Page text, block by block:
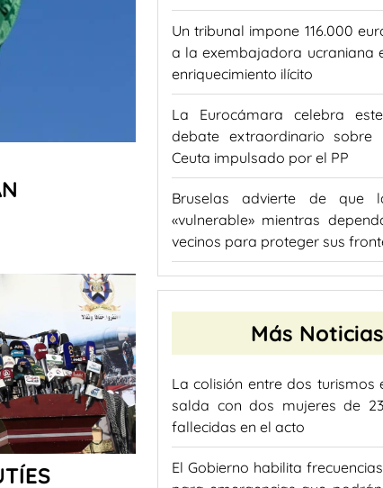
Un tribunal impone 116.000
a la exembajadora ucraniana
enriquecimiento ilícito
La Eurocámara celebra
debate extraordinario
Ceuta impulsado por el PP
Bruselas advierte de que
«vulnerable» mientras
vecinos para proteger sus
Más Noticias
La colisión entre dos turismos
salda con dos mujeres de
fallecidas en el acto
El Gobierno habilita